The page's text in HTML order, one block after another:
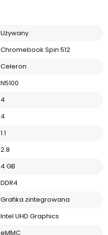
Używany
Chromebook Spin 512
Celeron
N5100
4
4
1.1
2.8
4 GB
DDR4
Grafika zintegrowana
Intel UHD Graphics
eMMC